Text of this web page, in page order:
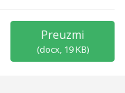
Preuzmi
(docx, 19 KB)